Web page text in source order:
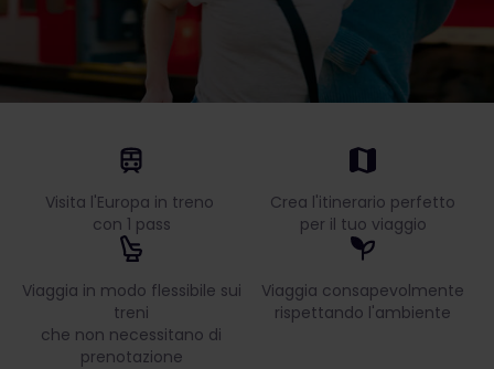
Visita l'Europa in treno
con 1 pass
Crea l'itinerario perfetto
per il tuo viaggio
Viaggia in modo flessibile sui
treni
che non necessitano di
prenotazione
Viaggia consapevolmente
rispettando l'ambiente